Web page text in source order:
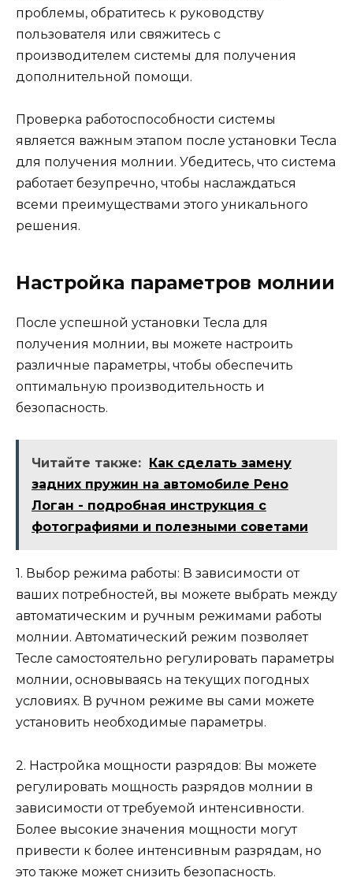
проблемы, обратитесь к руководству
пользователя или свяжитесь с
производителем системы для получения
дополнительной помощи.
Проверка работоспособности системы
является важным этапом после установки Тесла
для получения молнии. Убедитесь, что система
работает безупречно, чтобы наслаждаться
всеми преимуществами этого уникального
решения.
Настройка параметров молнии
После успешной установки Тесла для
получения молнии, вы можете настроить
различные параметры, чтобы обеспечить
оптимальную производительность и
безопасность.
Читайте также:
Как сделать замену
задних пружин на автомобиле Рено
Логан - подробная инструкция с
фотографиями и полезными советами
1. Выбор режима работы: В зависимости от
ваших потребностей, вы можете выбрать между
автоматическим и ручным режимами работы
молнии. Автоматический режим позволяет
Тесле самостоятельно регулировать параметры
молнии, основываясь на текущих погодных
условиях. В ручном режиме вы сами можете
установить необходимые параметры.
2. Настройка мощности разрядов: Вы можете
регулировать мощность разрядов молнии в
зависимости от требуемой интенсивности.
Более высокие значения мощности могут
привести к более интенсивным разрядам, но
это также может снизить безопасность.